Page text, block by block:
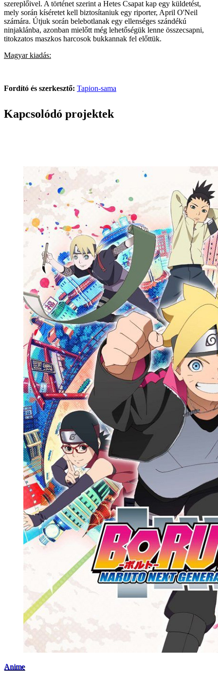
szereplőivel. A történet szerint a Hetes Csapat kap egy küldetést,
mely során kíséretet kell biztosítaniuk egy riporter, April O'Neil
számára. Útjuk során belebotlanak egy ellenséges szándékú
ninjaklánba, azonban mielőtt még lehetőségük lenne összecsapni,
titokzatos maszkos harcosok bukkannak fel előttük.
Magyar kiadás:
Fordító és szerkesztő: Tapion-sama
Kapcsolódó projektek
Anime